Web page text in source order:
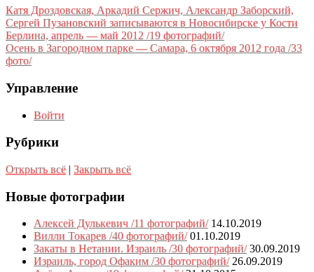
Катя Дроздовская, Аркадий Сержич, Александр Заборский,
Сергей Пузановский записываются в Новосибирске у Кости
Берлина, апрель — май 2012 /19 фотографий/
Осень в Загородном парке — Самара, 6 октября 2012 года /33
фото/
Управление
Войти
Рубрики
Открыть всё | Закрыть всё
Новые фотографии
Алексей Дулькевич /11 фотографий/ 14.10.2019
Вилли Токарев /40 фотографий/ 01.10.2019
Закаты в Нетании. Израиль /30 фотографий/ 30.09.2019
Израиль, город Офаким /30 фотографий/ 26.09.2019